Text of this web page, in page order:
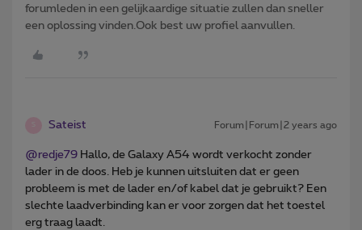
forumleden in een gelijkaardige situatie zullen dan sneller
een oplossing vinden.Ook best uw profiel aanvullen.
Sateist Forum|Forum|2 years ago
@redje79 Hallo, de Galaxy A54 wordt verkocht zonder
lader in de doos. Heb je kunnen uitsluiten dat er geen
probleem is met de lader en/of kabel dat je gebruikt? Een
slechte laadverbinding kan er voor zorgen dat het toestel
erg traag laadt.